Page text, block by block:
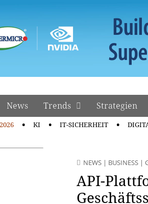
it
News Trends Strategien
KI IT-SICHERHEIT
NEWS| BUSINESS|
API-